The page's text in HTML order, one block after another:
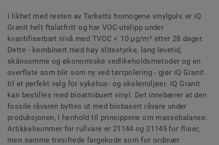
I likhet med resten av Tarketts homogene vinylgulv, er iQ
Granit helt ftalatfritt og har VOC-utslipp under
kvantifiserbart nivå med TVOC < 10 µg/m³ etter 28 dager.
Dette - kombinert med høy slitestyrke, lang levetid,
skånsomme og økonomiske vedlikeholdsmetoder og en
overflate som blir som ny ved tørrpolering - gjør iQ Granit
til et perfekt valg for sykehus- og skolemiljøer. iQ Granit
kan bestilles med bioattribuert vinyl. Det innebærer at den
fossile råvaren byttes ut med biobasert råvare under
produksjonen, i henhold til prinsippene om massebalanse.
Artikkelnummer for rullvare er 21144 og 21145 for fliser,
men samme tresifrede fargekode som for ordinær